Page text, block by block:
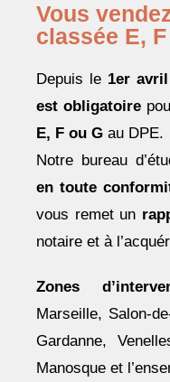
Vous
classée E,
Depuis le 1er
est obligatoire
E, F ou G au DPE.
Notre bureau
en toute
vous remet un
notaire et à
Zones
Marseille, Salon-
Gardanne,
Manosque et